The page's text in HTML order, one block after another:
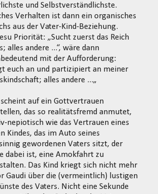
und Selbstverständlichste.
Verhalten ist dann ein organisches
aus der Vater-Kind-Beziehung.
Priorität: „Sucht zuerst das Reich
alles andere ...“, wäre dann
mit der Aufforderung:
euch an und partizipiert an meiner
alles andere ...„
scheint auf ein Gottvertrauen
das so realitätsfremd anmutet,
nepiotisch wie das Vertrauen eines
Kindes, das im Auto seines
gewordenen Vaters sitzt, der
dabei ist, eine Amokfahrt zu
Das Kind kriegt sich nicht mehr
Gaudi über die (vermeintlich) lustigen
des Vaters. Nicht eine Sekunde